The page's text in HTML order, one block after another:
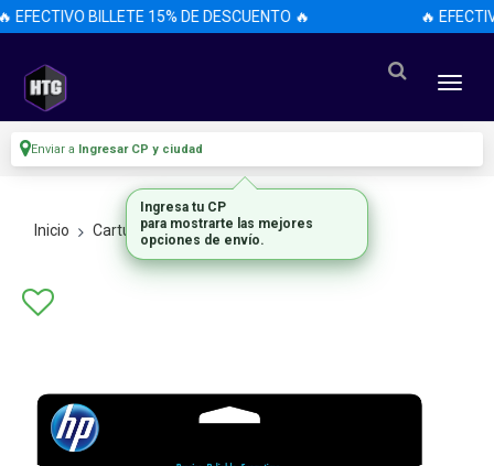
EFECTIVO BILLETE 15% DE DESCUENTO 🔥 🔥
Enviar a Ingresar CP y ciudad
Inicio Cartuchos Impresora Originales
Ingresa tu CP
para mostrarte las mejores
opciones de envío.